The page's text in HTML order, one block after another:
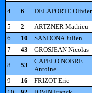
4 6 DELAPORTE Olivier
5 2 ARTZNER Mathieu
6
10 SANDONA Julien
7
43 GROSJEAN Nicolas
8 53
CAPELO NOBRE
Antoine
9 16 FRIZOT Eric